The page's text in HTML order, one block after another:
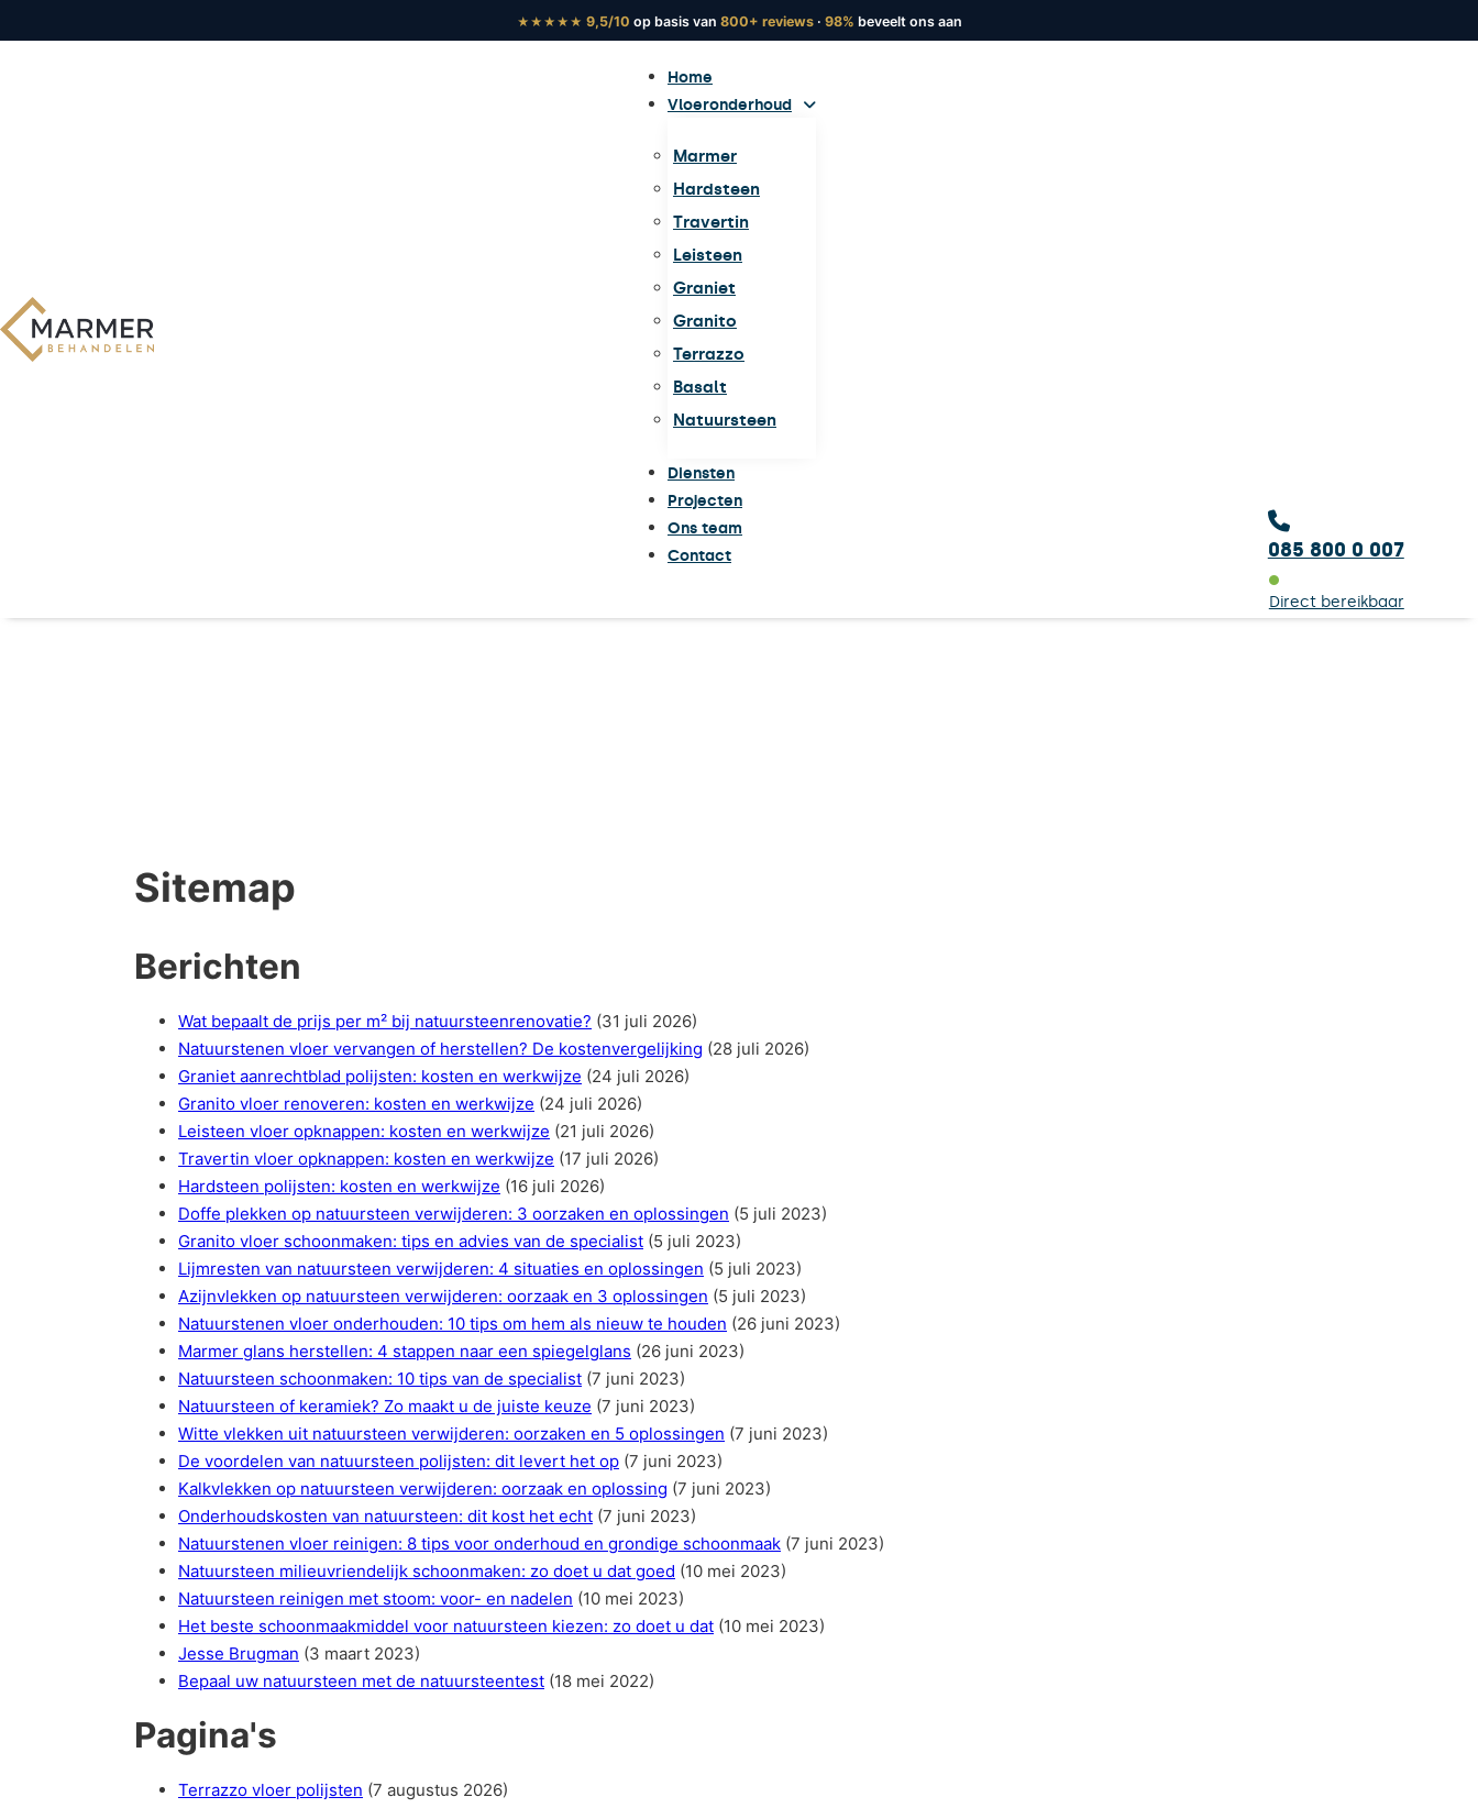
★★★★★ 9,5/10 op basis van 800+ reviews· 98% beveelt ons aan
Home
Vloeronderhoud
Marmer
Hardsteen
Travertin
Leisteen
Graniet
Granito
Terrazzo
Basalt
Natuursteen
Diensten
Projecten
Ons team
Contact
085 800 0 007
Direct bereikbaar
Sitemap
Berichten
Wat bepaalt de prijs per m² bij natuursteenrenovatie? (31 juli 2026)
Natuurstenen vloer vervangen of herstellen? De kostenvergelijking (28 juli 2026)
Graniet aanrechtblad polijsten: kosten en werkwijze (24 juli 2026)
Granito vloer renoveren: kosten en werkwijze (24 juli 2026)
Leisteen vloer opknappen: kosten en werkwijze (21 juli 2026)
Travertin vloer opknappen: kosten en werkwijze (17 juli 2026)
Hardsteen polijsten: kosten en werkwijze (16 juli 2026)
Doffe plekken op natuursteen verwijderen: 3 oorzaken en oplossingen (5 juli 2023)
Granito vloer schoonmaken: tips en advies van de specialist (5 juli 2023)
Lijmresten van natuursteen verwijderen: 4 situaties en oplossingen (5 juli 2023)
Azijnvlekken op natuursteen verwijderen: oorzaak en 3 oplossingen (5 juli 2023)
Natuurstenen vloer onderhouden: 10 tips om hem als nieuw te houden (26 juni 2023)
Marmer glans herstellen: 4 stappen naar een spiegelglans (26 juni 2023)
Natuursteen schoonmaken: 10 tips van de specialist (7 juni 2023)
Natuursteen of keramiek? Zo maakt u de juiste keuze (7 juni 2023)
Witte vlekken uit natuursteen verwijderen: oorzaken en 5 oplossingen (7 juni 2023)
De voordelen van natuursteen polijsten: dit levert het op (7 juni 2023)
Kalkvlekken op natuursteen verwijderen: oorzaak en oplossing (7 juni 2023)
Onderhoudskosten van natuursteen: dit kost het echt (7 juni 2023)
Natuurstenen vloer reinigen: 8 tips voor onderhoud en grondige schoonmaak (7 juni 2023)
Natuursteen milieuvriendelijk schoonmaken: zo doet u dat goed (10 mei 2023)
Natuursteen reinigen met stoom: voor- en nadelen (10 mei 2023)
Het beste schoonmaakmiddel voor natuursteen kiezen: zo doet u dat (10 mei 2023)
Jesse Brugman (3 maart 2023)
Bepaal uw natuursteen met de natuursteentest (18 mei 2022)
Pagina's
Terrazzo vloer polijsten (7 augustus 2026)